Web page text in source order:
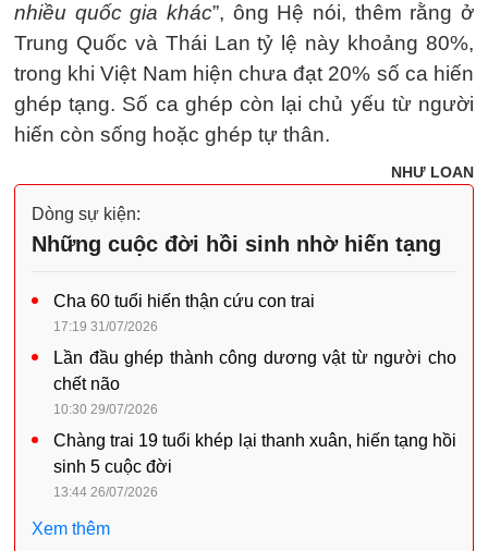
nhiều quốc gia khác”, ông Hệ nói, thêm rằng ở
Trung Quốc và Thái Lan tỷ lệ này khoảng 80%,
trong khi Việt Nam hiện chưa đạt 20% số ca hiến
ghép tạng. Số ca ghép còn lại chủ yếu từ người
hiến còn sống hoặc ghép tự thân.
NHƯ LOAN
Dòng sự kiện:
Những cuộc đời hồi sinh nhờ hiến tạng
Cha 60 tuổi hiến thận cứu con trai
17:19 31/07/2026
Lần đầu ghép thành công dương vật từ người cho
chết não
10:30 29/07/2026
Chàng trai 19 tuổi khép lại thanh xuân, hiến tạng hồi
sinh 5 cuộc đời
13:44 26/07/2026
Xem thêm